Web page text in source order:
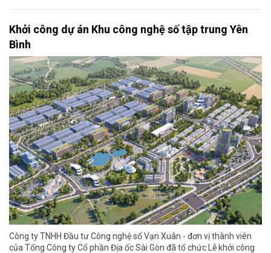
Khởi công dự án Khu công nghệ số tập trung Yên
Bình
Công ty TNHH Đầu tư Công nghệ số Vạn Xuân - đơn vị thành viên
của Tổng Công ty Cổ phần Địa ốc Sài Gòn đã tổ chức Lễ khởi công